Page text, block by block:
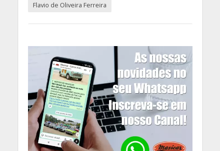
Flavio de Oliveira Ferreira